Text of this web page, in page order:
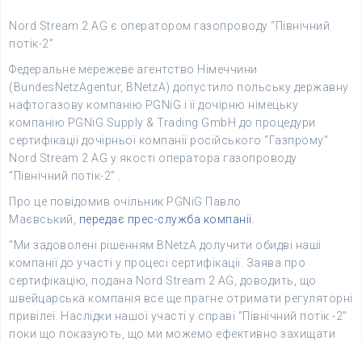
Nord Stream 2 AG є оператором газопроводу “Північний
потік-2”
Федеральне мережеве агентство Німеччини
(BundesNetzAgentur, BNetzA) допустило польську державну
нафтогазову компанію PGNiG і її дочірню німецьку
компанію PGNiG Supply & Trading GmbH до процедури
сертифікації дочірньої компанії російського “Газпрому”
Nord Stream 2 AG у якості оператора газопроводу
“Північний потік-2” .
Про це повідомив очільник PGNiG Павло
Маєвський, передає прес-служба компанії.
“Ми задоволені рішенням BNetzA долучити обидві наші
компанії до участі у процесі сертифікації. Заява про
сертифікацію, подана Nord Stream 2 AG, доводить, що
швейцарська компанія все ще прагне отримати регуляторні
привілеї. Наслідки нашої участі у справі “Північний потік -2″
поки що показують, що ми можемо ефективно захищати